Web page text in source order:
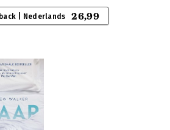
| Nederlands 26,99